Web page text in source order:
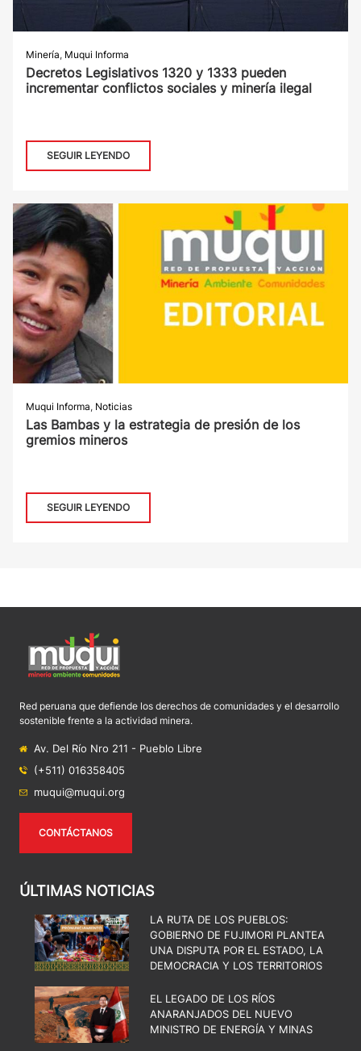
Minería, Muqui Informa
Decretos Legislativos 1320 y 1333 pueden
incrementar conflictos sociales y minería ilegal
SEGUIR LEYENDO
Muqui Informa, Noticias
Las Bambas y la estrategia de presión de los
gremios mineros
SEGUIR LEYENDO
Red peruana que defiende los derechos de comunidades y el desarrollo
sostenible frente a la actividad minera.
Av. Del Río Nro 211 - Pueblo Libre
(+511) 016358405
muqui@muqui.org
CONTÁCTANOS
ÚLTIMAS NOTICIAS
LA RUTA DE LOS PUEBLOS:
GOBIERNO DE FUJIMORI PLANTEA
UNA DISPUTA POR EL ESTADO, LA
DEMOCRACIA Y LOS TERRITORIOS
EL LEGADO DE LOS RÍOS
ANARANJADOS DEL NUEVO
MINISTRO DE ENERGÍA Y MINAS